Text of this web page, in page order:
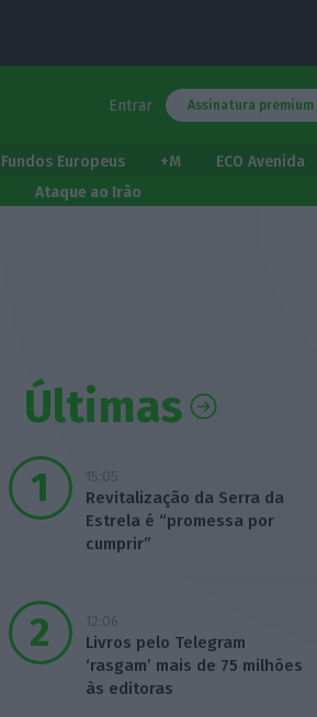
Entrar Assinatura premium
Fundos Europeus +M
ECO Avenida
Ataque ao Irão
Últimas
15:05
Revitalização da Serra da
Estrela é “promessa por
cumprir”
12:06
Livros pelo Telegram
‘rasgam’ mais de 75 milhões
às editoras